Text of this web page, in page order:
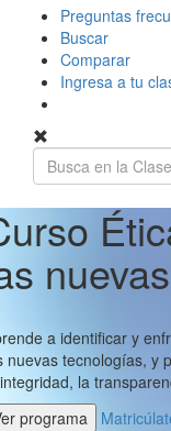
Preguntas
Buscar
Comparar
Ingresa a tu
a identificar y
nuevas tecnologías, y
la
programa